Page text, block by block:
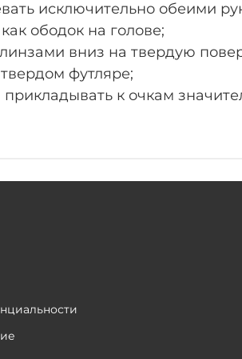
исключительно обеими
ободок на голове;
вниз на твердую
футляре;
прикладывать к очкам